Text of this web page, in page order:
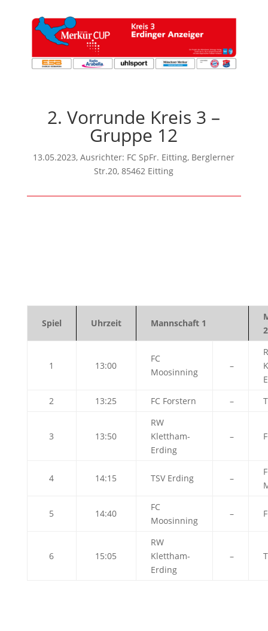
2. Vorrunde Kreis 3 –
Gruppe 12
13.05.2023, Ausrichter: FC SpFr. Eitting, Berglerner
Str.20, 85462 Eitting
Spiel Uhrzeit Mannschaft 1
2
1 13:00
FC
Moosinning
–
2
13:25 FC Forstern –
3 13:50
RW
Klettham-
Erding
–
4 14:15 TSV Erding –
5 14:40
FC
Moosinning
–
6 15:05
RW
Klettham-
Erding
–